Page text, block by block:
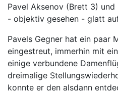
Pavel Aksenov (Brett 3)
- objektiv gesehen - glatt
Pavels Gegner hat ein paar
eingestreut, immerhin mit
einige verbundene
dreimalige
konnte er den alsdann